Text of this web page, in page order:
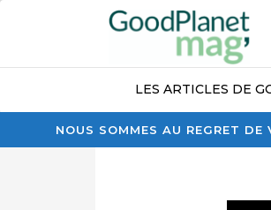
NOUS SOMMES AU REGRET
LES ARTICLES DE